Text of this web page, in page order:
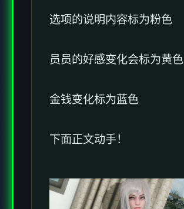
选项的说明内容标为粉色
员员的好感变化会标为黄色
金钱变化标为蓝色
下面正文动手！